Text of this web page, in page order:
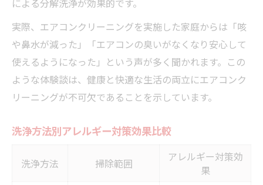
実際、エアコンクリーニングを実施した家庭からは「咳
や鼻水が減った」「エアコンの臭いがなくなり安心して
使えるようになった」という声が多く聞かれます。この
ような体験談は、健康と快適な生活の両立にエアコンク
リーニングが不可欠であることを示しています。
洗浄方法別アレルギー対策効果比較
洗浄方法 掃除範囲
アレルギー対策効
果